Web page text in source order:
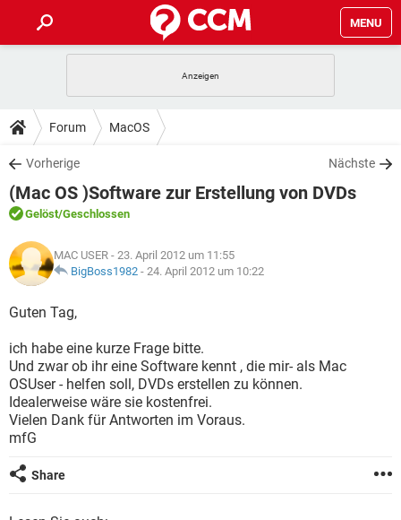
MENU
ANDROID
WINDOWS 10
WHATSAPP TIKTOK
FACEBOOK
TIPPS & TRICKS
SPIELE
WINDOWS 10
WHATSAPP
FACEBOOK HARDWARE
DOWNLOADS
SPIELE STREAMING
ANDROID
WINDOWS 10 INSTAGRAM
WHATSAPP
FACEBOOK
FORUM
SPIELE
ANDROID IOS
FACEBOOK HARDWARE
LEXIKON
SPIELE
ANDROID
WINDOWS 10
WHATSAPP TIKTOK
FACEBOOK
Forum MacOS
Vorherige Nächste
(Mac OS )Software zur Erstellung von DVDs
Gelöst/Geschlossen
MAC USER - 23. April 2012 um 11:55
BigBoss1982 - 24. April 2012 um 10:22
Guten Tag,
ich habe eine kurze Frage bitte.
Und zwar ob ihr eine Software kennt , die mir- als Mac
OSUser - helfen soll, DVDs erstellen zu können.
Idealerweise wäre sie kostenfrei.
Vielen Dank für Antworten im Voraus.
mfG
Share